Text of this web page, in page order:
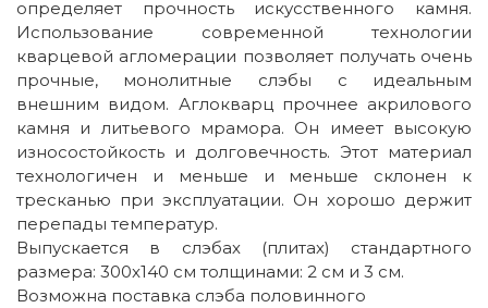
определяет прочность искусственного камня.
Использование современной технологии
кварцевой агломерации позволяет получать очень
прочные, монолитные слэбы с идеальным
внешним видом. Аглокварц прочнее акрилового
камня и литьевого мрамора. Он имеет высокую
износостойкость и долговечность. Этот материал
технологичен и меньше и меньше склонен к
тресканью при эксплуатации. Он хорошо держит
перепады температур.
Выпускается в слэбах (плитах) стандартного
размера: 300x140 cм толщинами: 2 см и 3 см.
Возможна поставка слэба половинного